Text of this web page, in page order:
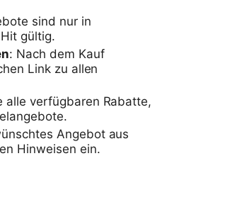
sind nur in
gültig.
: Nach dem Kauf
Link zu allen
alle verfügbaren Rabatte,
Angebot aus
Hinweisen ein.